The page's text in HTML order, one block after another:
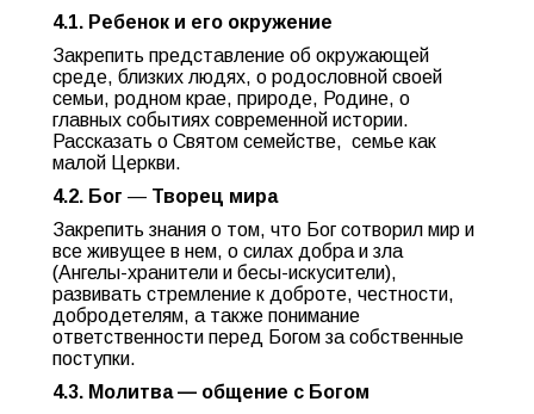
4.1. Ребенок и его окружение
Закрепить представление об окружающей
среде, близких людях, о родословной своей
семьи, родном крае, природе, Родине, о
главных событиях современной истории.
Рассказать о Святом семействе, семье как
малой Церкви.
4.2. Бог — Творец мира
Закрепить знания о том, что Бог сотворил мир и
все живущее в нем, о силах добра и зла
(Ангелы-хранители и бесы-искусители),
развивать стремление к доброте, честности,
добродетелям, а также понимание
ответственности перед Богом за собственные
поступки.
4.3. Молитва — общение с Богом